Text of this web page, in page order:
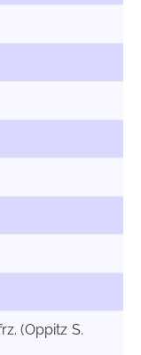
(Oppitz S.